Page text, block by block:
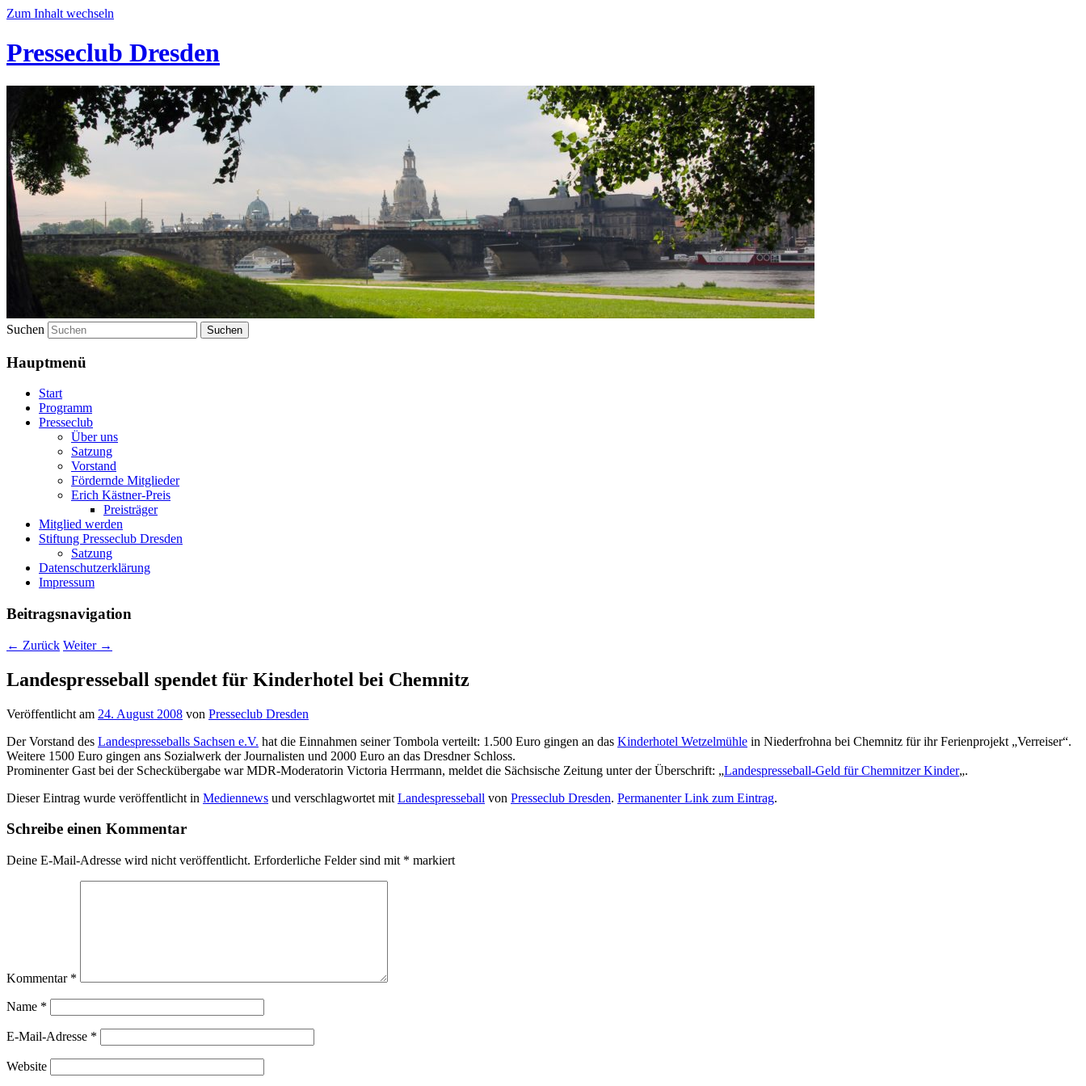
Zum Inhalt wechseln
Presseclub Dresden
Suchen
Hauptmenü
Start
Programm
Presseclub
Über uns
Satzung
Vorstand
Fördernde Mitglieder
Erich Kästner-Preis
Preisträger
Mitglied werden
Stiftung Presseclub Dresden
Satzung
Datenschutzerklärung
Impressum
Beitragsnavigation
← Zurück Weiter →
Landespresseball spendet für Kinderhotel bei Chemnitz
Veröffentlicht am 24. August 2008 von Presseclub Dresden
Der Vorstand des Landespresseballs Sachsen e.V. hat die Einnahmen seiner Tombola verteilt: 1.500 Euro gingen an das Kinderhotel Wetzelmühle in Niederfrohna bei Chemnitz für ihr Ferienprojekt „Verreiser“.
Weitere 1500 Euro gingen ans Sozialwerk der Journalisten und 2000 Euro an das Dresdner Schloss.
Prominenter Gast bei der Scheckübergabe war MDR-Moderatorin Victoria Herrmann, meldet die Sächsische Zeitung unter der Überschrift: „Landespresseball-Geld für Chemnitzer Kinder„.
Dieser Eintrag wurde veröffentlicht in Mediennews und verschlagwortet mit Landespresseball von Presseclub Dresden. Permanenter Link zum Eintrag.
Schreibe einen Kommentar
Deine E-Mail-Adresse wird nicht veröffentlicht. Erforderliche Felder sind mit * markiert
Kommentar *
Name *
E-Mail-Adresse *
Website